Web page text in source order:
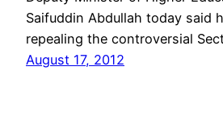
Saifuddin Abdullah today said
repealing the controversial
August 17, 2012